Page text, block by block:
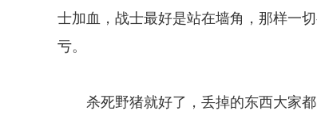
士加血，战士最好是站在墙角，那样一
亏。
杀死野猪就好了，丢掉的东西大家都